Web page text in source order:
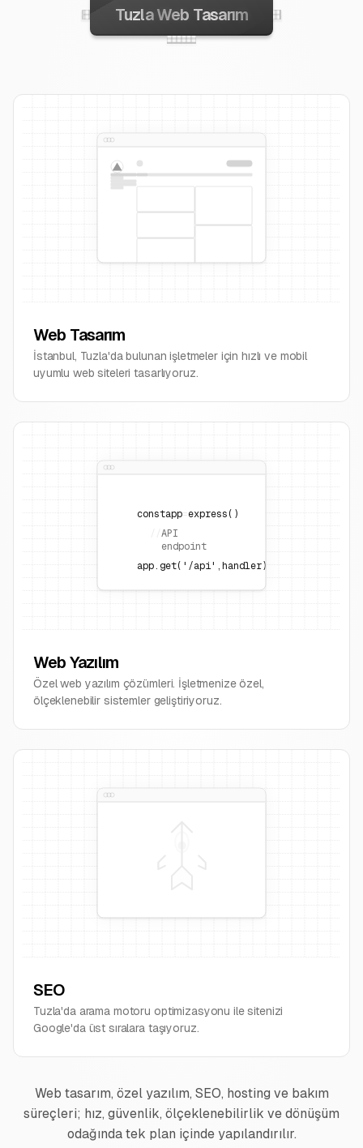
Tuzla Web Tasarım
Web Tasarım
İstanbul, Tuzla'da bulunan işletmeler için hızlı ve mobil
uyumlu web siteleri tasarlıyoruz.
constapp= express()
API
endpoint
app. get( '/api' ,handler)
}
Web Yazılım
Özel web yazılım çözümleri. İşletmenize özel,
ölçeklenebilir sistemler geliştiriyoruz.
SEO
Tuzla'da arama motoru optimizasyonu ile sitenizi
Google'da üst sıralara taşıyoruz.
Web tasarım, özel yazılım, SEO, hosting ve bakım
süreçleri; hız, güvenlik, ölçeklenebilirlik ve dönüşüm
odağında tek plan içinde yapılandırılır.